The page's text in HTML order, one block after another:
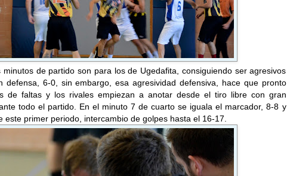
minutos de partido son para los de Ugedafita, consiguiendo ser agresivos
defensa, 6-0, sin embargo, esa agresividad defensiva, hace que pronto
de faltas y los rivales empiezan a anotar desde el tiro libre con gran
todo el partido. En el minuto 7 de cuarto se iguala el marcador, 8-8 y
este primer periodo, intercambio de golpes hasta el 16-17.